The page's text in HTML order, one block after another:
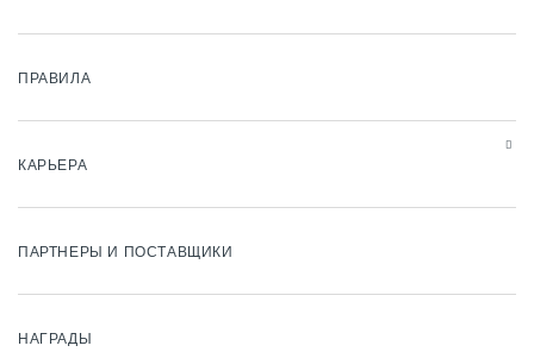
ПРАВИЛА
КАРЬЕРА
ПАРТНЕРЫ И ПОСТАВЩИКИ
НАГРАДЫ